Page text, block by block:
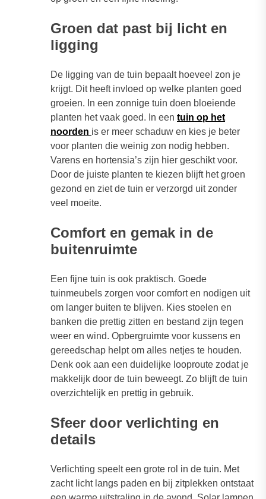
Groen dat past bij licht en
ligging
De ligging van de tuin bepaalt hoeveel zon je
krijgt. Dit heeft invloed op welke planten goed
groeien. In een zonnige tuin doen bloeiende
planten het vaak goed. In een tuin op het
noorden is er meer schaduw en kies je beter
voor planten die weinig zon nodig hebben.
Varens en hortensia’s zijn hier geschikt voor.
Door de juiste planten te kiezen blijft het groen
gezond en ziet de tuin er verzorgd uit zonder
veel moeite.
Comfort en gemak in de
buitenruimte
Een fijne tuin is ook praktisch. Goede
tuinmeubels zorgen voor comfort en nodigen uit
om langer buiten te blijven. Kies stoelen en
banken die prettig zitten en bestand zijn tegen
weer en wind. Opbergruimte voor kussens en
gereedschap helpt om alles netjes te houden.
Denk ook aan een duidelijke looproute zodat je
makkelijk door de tuin beweegt. Zo blijft de tuin
overzichtelijk en prettig in gebruik.
Sfeer door verlichting en
details
Verlichting speelt een grote rol in de tuin. Met
zacht licht langs paden en bij zitplekken ontstaat